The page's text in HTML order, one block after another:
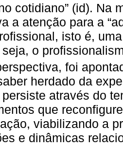
cotidiano” (id). Na
a atenção para a
isto é,
o
foi
herdado da
através do
que
viabilizando a
e dinâmicas